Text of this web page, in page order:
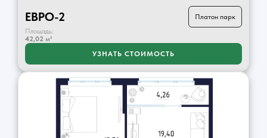
ЕВРО-2
Платон парк
Площадь:
42,02 м²
УЗНАТЬ СТОИМОСТЬ